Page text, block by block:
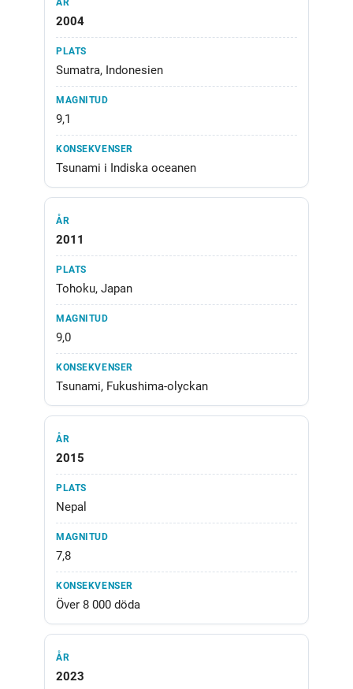
2004
Sumatra, Indonesien
9,1
Tsunami i Indiska oceanen
2011
Tohoku, Japan
9,0
Tsunami, Fukushima-olyckan
2015
Nepal
7,8
Över 8 000 döda
2023